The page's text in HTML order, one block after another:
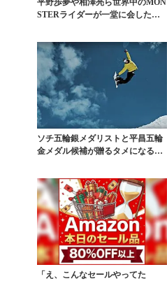
平野歩夢や相澤亮ら世界中のMON
STERライダーが一堂に会した世
ソチ五輪銀メダリストと平昌五輪
金メダル候補が贈るタメになるブ
「え、こんなセールやってた